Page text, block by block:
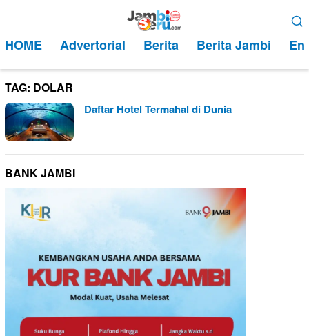
kontenMobile
HOME Advertorial Berita Berita Jambi
TAG: DOLAR
Daftar Hotel Termahal di Dunia
BANK JAMBI